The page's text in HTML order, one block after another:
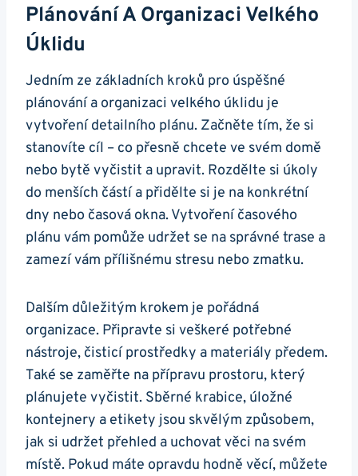
Plánování A Organizaci Velkého
Úklidu
Jedním ze základních kroků pro úspěšné
plánování a organizaci velkého úklidu je
vytvoření detailního plánu. Začněte tím, že si
stanovíte cíl – co přesně chcete ve svém domě
nebo bytě vyčistit a upravit. Rozdělte si úkoly
do menších částí a přidělte si je na konkrétní
dny nebo časová okna. Vytvoření časového
plánu vám pomůže udržet se na správné trase a
zamezí vám přílišnému stresu nebo zmatku.
Dalším důležitým krokem je pořádná
organizace. Připravte si veškeré potřebné
nástroje, čisticí prostředky a materiály předem.
Také se zaměřte na přípravu prostoru, který
plánujete vyčistit. Sběrné krabice, úložné
kontejnery a etikety jsou skvělým způsobem,
jak si udržet přehled a uchovat věci na svém
místě. Pokud máte opravdu hodně věcí, můžete